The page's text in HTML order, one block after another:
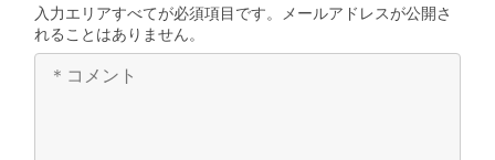
入力エリアすべてが必須項目です。メールアドレスが公開さ
れることはありません。